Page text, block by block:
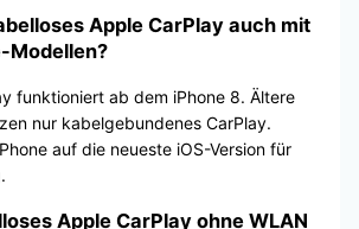
Apple CarPlay auch mit
Modellen?
funktioniert ab dem iPhone 8. Ältere
nur kabelgebundenes CarPlay.
auf die neueste iOS-Version für
Apple CarPlay ohne WLAN